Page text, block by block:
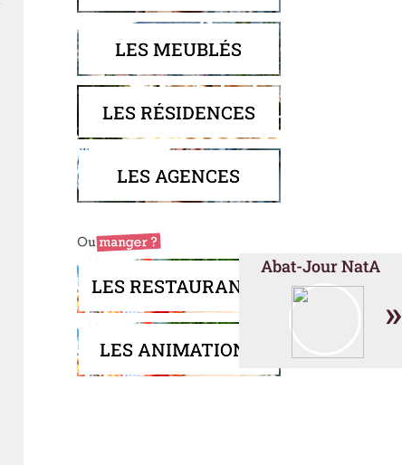
»
Abat-Jour NatA
LES MEUBLÉS
LES RÉSIDENCES
LES AGENCES
LES RESTAURANTS
LES ANIMATIONS